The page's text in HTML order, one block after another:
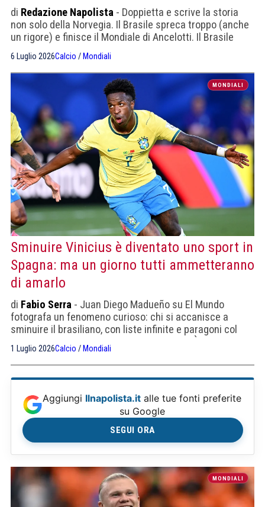
di Redazione Napolista - Doppietta e scrive la storia
non solo della Norvegia. Il Brasile spreca troppo (anche
un rigore) e finisce il Mondiale di Ancelotti. Il Brasile
vince l'inutile sfida degli X-Goals: 2,73 a 0,84 ma quello è
calcio virtuale. Dopo Haaland, il migliore dei norvegesi è
stato il portiere Nyland
6 Luglio 2026Calcio /Mondiali
MONDIALI
Sminuire Vinicius è diventato uno sport in
Spagna: ma un giorno tutti ammetteranno
di amarlo
di Fabio Serra - Juan Diego Madueño su El Mundo
fotografa un fenomeno curioso: chi si accanisce a
sminuire il brasiliano, con liste infinite e paragoni col
della passione, che sconfina nel dibattito — mai spento
— su razzismo e provocazione.
1 Luglio 2026Calcio / Mondiali
Aggiungi Ilnapolista.it alle tue fonti preferite
su Google
SEGUI ORA
MONDIALI